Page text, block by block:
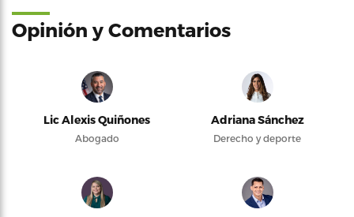
Opinión y Comentarios
Lic Alexis Quiñones
Abogado
Adriana Sánchez
Derecho y deporte